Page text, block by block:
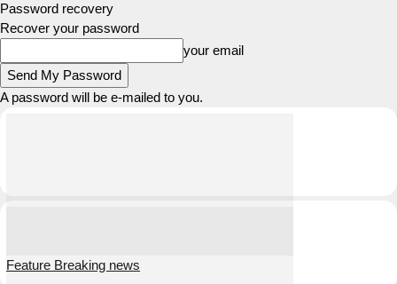
Password recovery
Recover your password
your email
A password will be e-mailed to you.
Feature Breaking news